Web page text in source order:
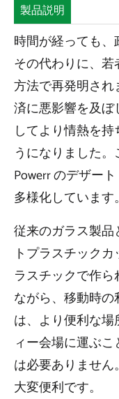
製品説明
時間が経っても、
その代わりに、
方法で再発明さ
済に悪影響を及
してより情熱を
うになりました
Powerr のデザー
多様化しています。
従来のガラス製
トプラスチック
ラスチックで作
ながら、移動時
は、より便利な
ィー会場に運ぶ
は必要ありませ
大変便利です。